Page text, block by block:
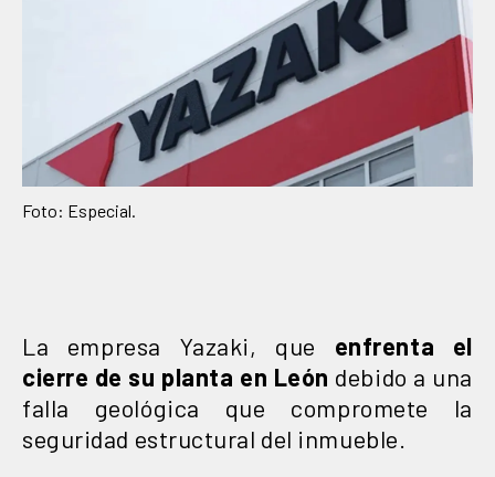
Foto: Especial.
La empresa Yazaki, que enfrenta el
cierre de su planta en León debido a una
falla geológica que compromete la
seguridad estructural del inmueble.